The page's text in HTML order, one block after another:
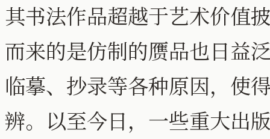
其书法作品超越于艺术价值
而来的是仿制的赝品也日益
临摹、抄录等各种原因，使
辨。以至今日，一些重大出